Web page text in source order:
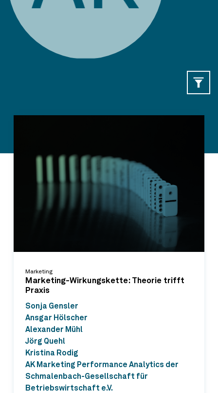
Marketing
Marketing-Wirkungskette: Theorie trifft
Praxis
Sonja Gensler
Ansgar Hölscher
Alexander Mühl
Jörg Quehl
Kristina Rodig
AK Marketing Performance Analytics der
Schmalenbach-Gesellschaft für
Betriebswirtschaft e.V.